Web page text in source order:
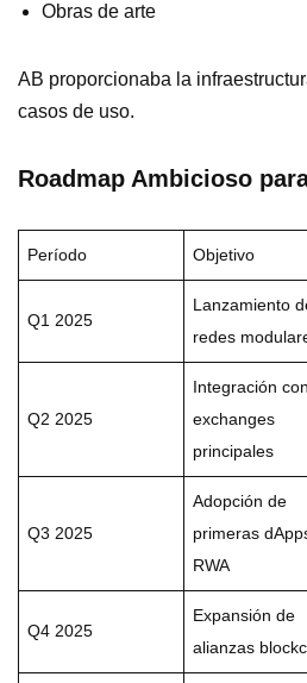
Obras de arte
AB proporcionaba la
casos de uso.
Roadmap Ambicioso
Período Objetivo
Q1 2025
Lanzamiento
redes
Q2 2025
Integración con
exchanges
principales
Q3 2025
Adopción de
primeras
RWA
Q4 2025
Expansión de
alianzas